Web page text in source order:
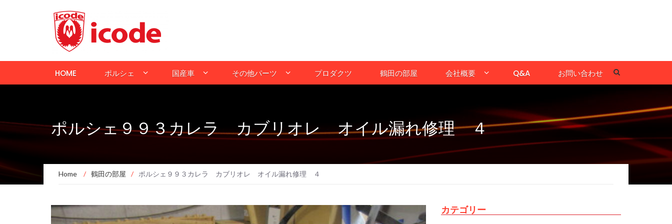
HOME ポルシェ 国産車 その他パーツ プロダクツ 鶴田の部屋 会社概要 Q&A お問い合わせ
ポルシェ９９３カレラ カブリオレ オイル漏れ修理 ４
Home / 鶴田の部屋 / ポルシェ９９３カレラ カブリオレ オイル漏れ修理 ４
カテゴリー